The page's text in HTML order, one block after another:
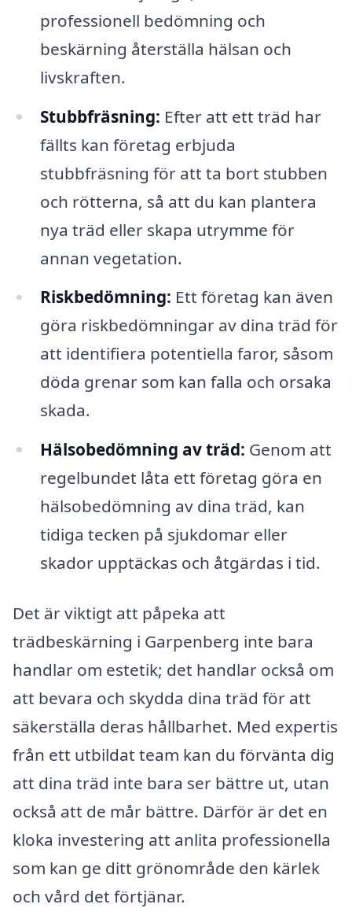
professionell bedömning och
beskärning återställa hälsan och
livskraften.
Stubbfräsning: Efter att ett träd har
fällts kan företag erbjuda
stubbfräsning för att ta bort stubben
och rötterna, så att du kan plantera
nya träd eller skapa utrymme för
annan vegetation.
Riskbedömning: Ett företag kan även
göra riskbedömningar av dina träd för
att identifiera potentiella faror, såsom
döda grenar som kan falla och orsaka
skada.
Hälsobedömning av träd: Genom att
regelbundet låta ett företag göra en
hälsobedömning av dina träd, kan
tidiga tecken på sjukdomar eller
skador upptäckas och åtgärdas i tid.
Det är viktigt att påpeka att
trädbeskärning i Garpenberg inte bara
handlar om estetik; det handlar också om
att bevara och skydda dina träd för att
säkerställa deras hållbarhet. Med expertis
från ett utbildat team kan du förvänta dig
att dina träd inte bara ser bättre ut, utan
också att de mår bättre. Därför är det en
kloka investering att anlita professionella
som kan ge ditt grönområde den kärlek
och vård det förtjänar.